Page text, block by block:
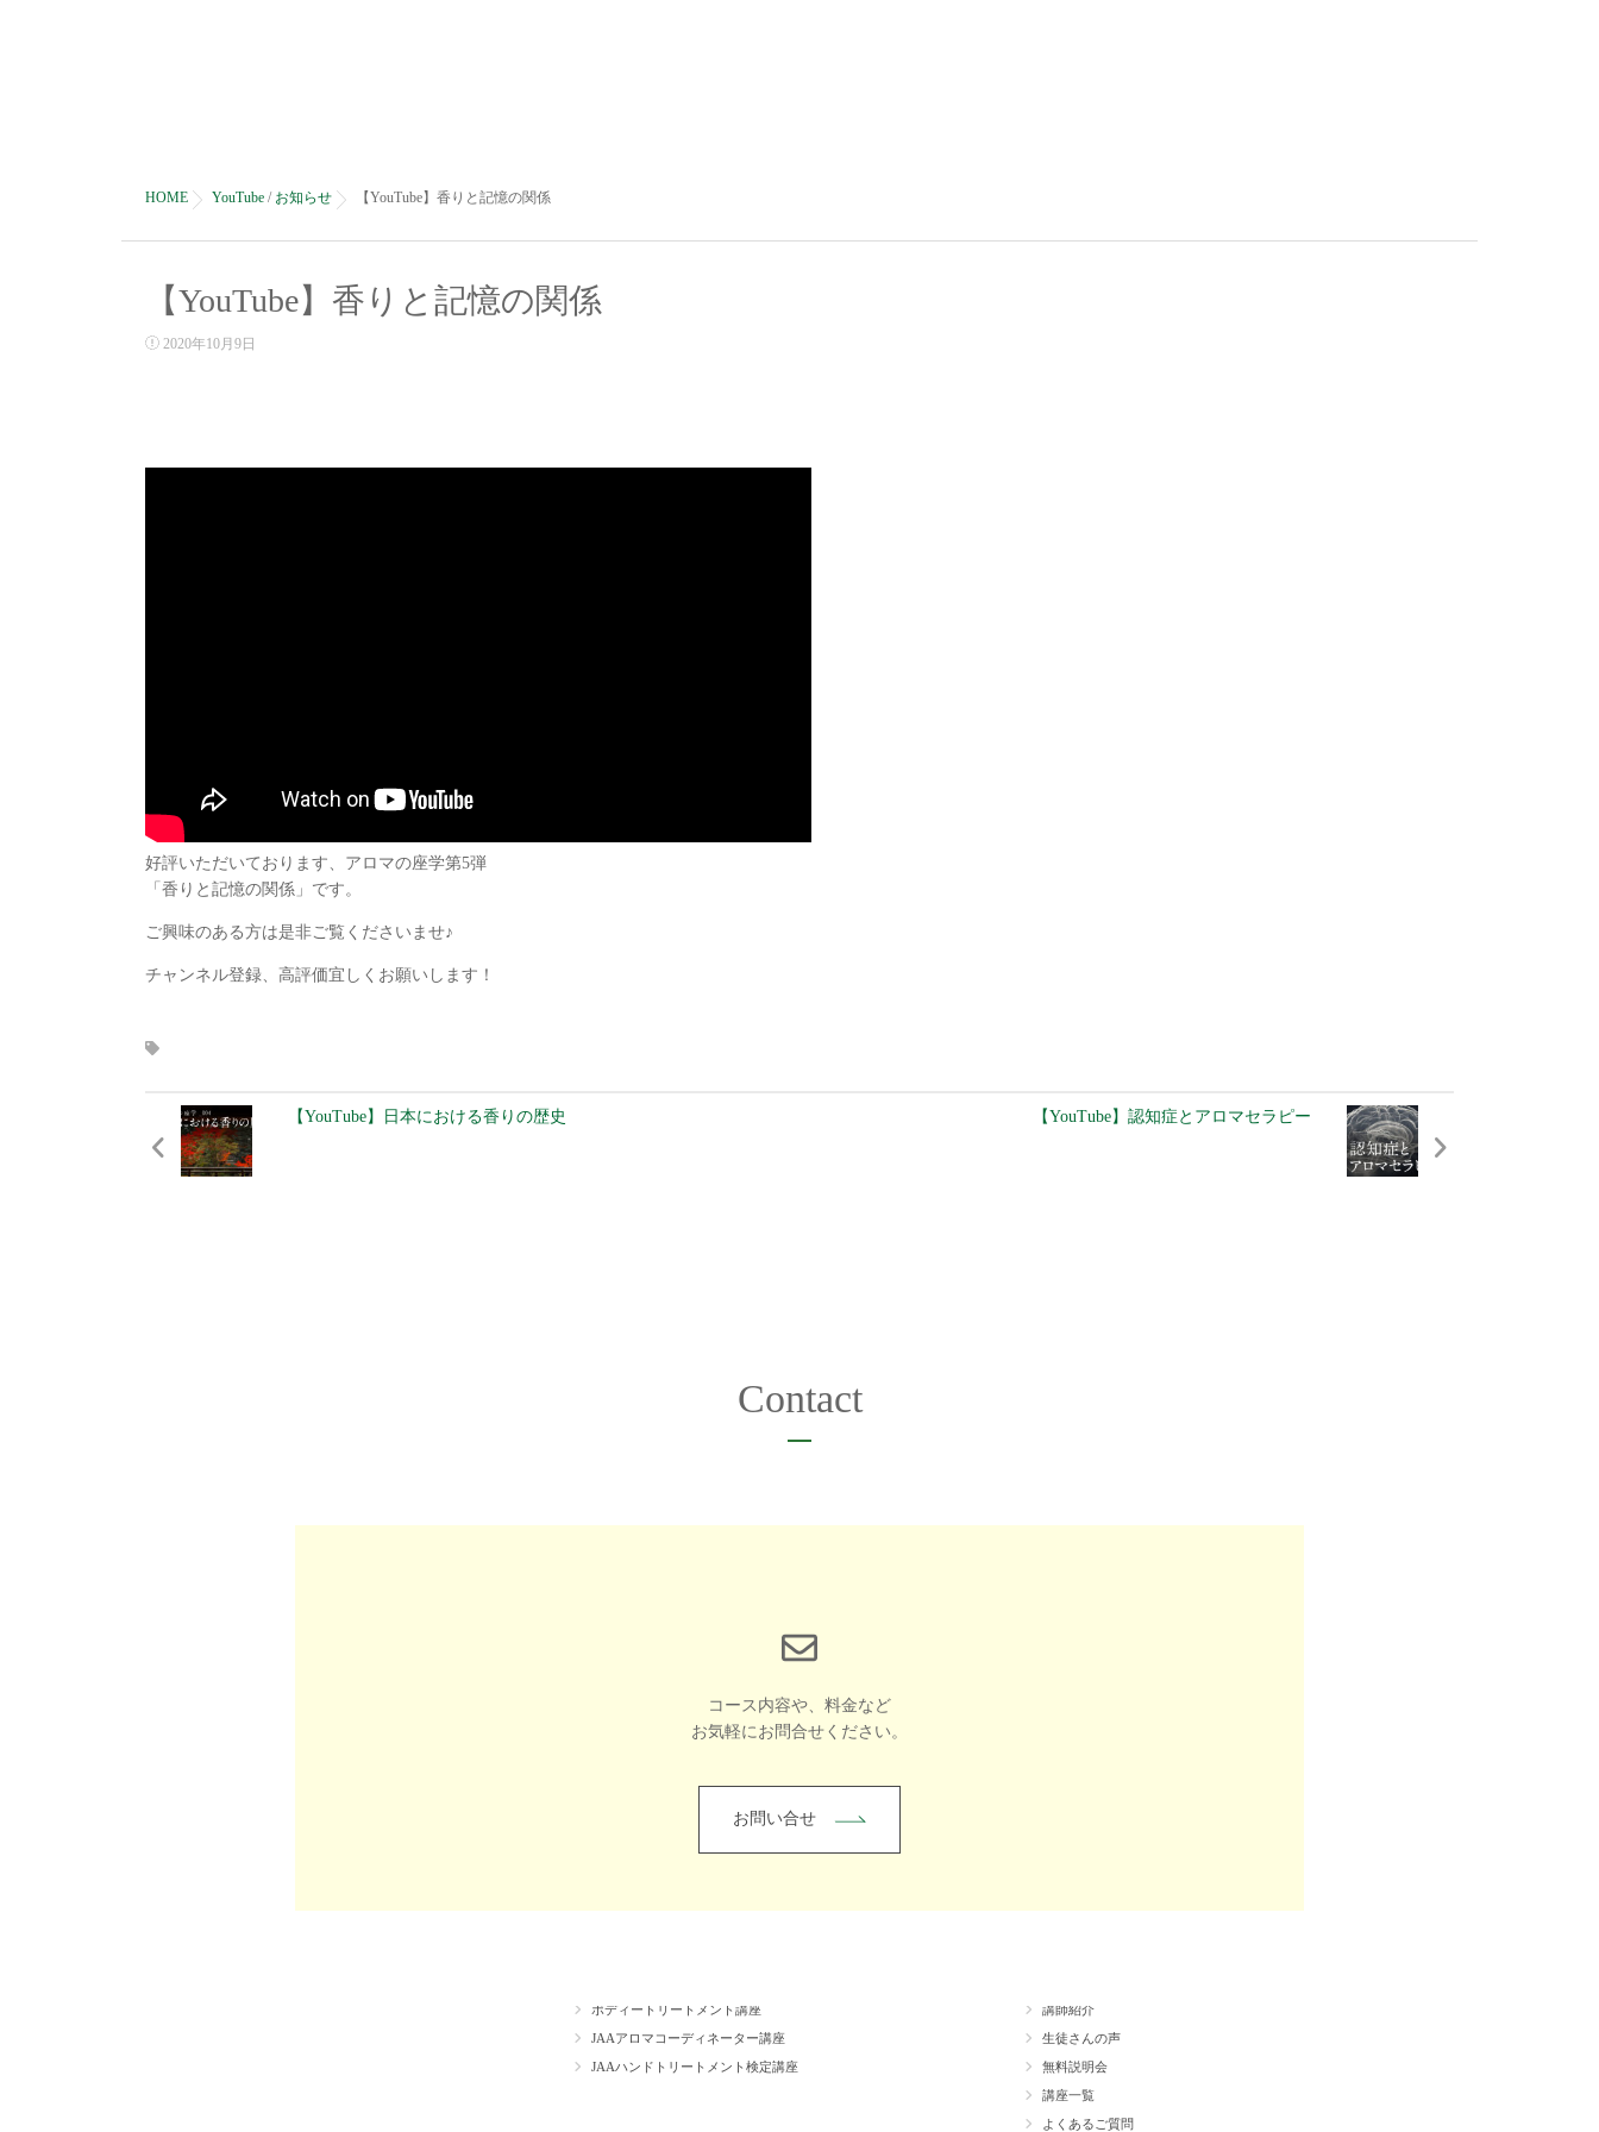
HOME YouTube / お知らせ 【YouTube】香りと記憶の関係
【YouTube】香りと記憶の関係
2020年10月9日
好評いただいております、アロマの座学第5弾
「香りと記憶の関係」です。
ご興味のある方は是非ご覧くださいませ♪
チャンネル登録、高評価宜しくお願いします！
【YouTube】日本における香りの歴史 【YouTube】認知症とアロマセラピー
Contact
コース内容や、料金など
お気軽にお問合せください。
お問い合せ
ボディートリートメント講座
JAAアロマコーディネーター講座
JAAハンドトリートメント検定講座
講師紹介
生徒さんの声
無料説明会
講座一覧
よくあるご質問